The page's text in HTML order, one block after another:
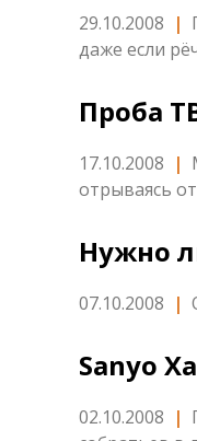
29.10.2008 |
даже если
Проба
17.10.2008 |
отрываясь
Нужно
07.10.2008 |
Sanyo
02.10.2008 |